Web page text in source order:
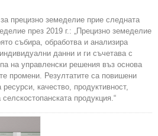
прецизно земеделие прие следната
през 2019 г.: „Прецизно земеделие
събира, обработва и анализира
данни и ги съчетава с
на управленски решения въз основа
промени. Резултатите са повишени
качество, продуктивност,
продукция.“